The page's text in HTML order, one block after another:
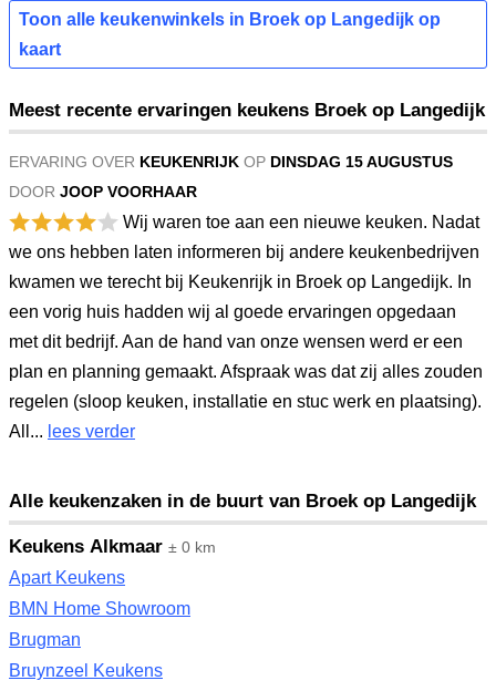
Toon alle keukenwinkels in Broek op Langedijk op
kaart
Meest recente ervaringen keukens Broek op Langedijk
ERVARING OVER KEUKENRIJK OP DINSDAG 15 AUGUSTUS
DOOR JOOP VOORHAAR
Wij waren toe aan een nieuwe keuken. Nadat
we ons hebben laten informeren bij andere keukenbedrijven
kwamen we terecht bij Keukenrijk in Broek op Langedijk. In
een vorig huis hadden wij al goede ervaringen opgedaan
met dit bedrijf. Aan de hand van onze wensen werd er een
plan en planning gemaakt. Afspraak was dat zij alles zouden
regelen (sloop keuken, installatie en stuc werk en plaatsing).
All... lees verder
Alle keukenzaken in de buurt van Broek op Langedijk
Keukens Alkmaar ± 0 km
Apart Keukens
BMN Home Showroom
Brugman
Bruynzeel Keukens